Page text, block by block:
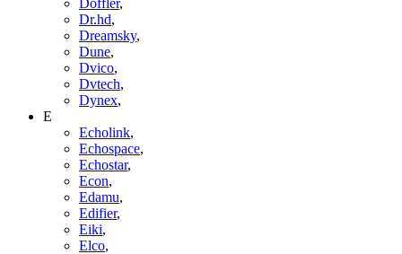
Dr.hd,
Dreamsky,
Dune,
Dvico,
Dvtech,
Dynex,
E
Echolink,
Echospace,
Echostar,
Econ,
Edamu,
Edifier,
Eiki,
Elco,